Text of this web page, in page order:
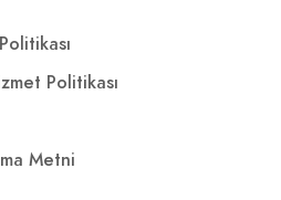
Politikası
Metni